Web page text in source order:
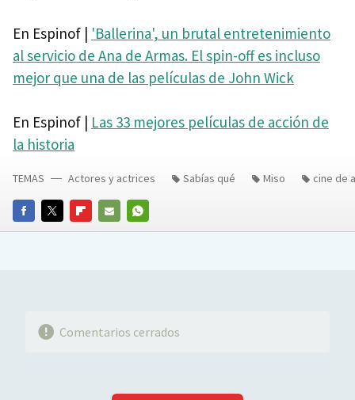
En Espinof | 'Ballerina', un brutal entretenimiento
al servicio de Ana de Armas. El spin-off es incluso
mejor que una de las películas de John Wick
En Espinof | Las 33 mejores películas de acción de
la historia
FACEBOOKTWITTERFLIPBOARD
E-
WHATSAPP
TEMAS Actores y actrices Sabías qué Miso cine de
Comentarios cerrados